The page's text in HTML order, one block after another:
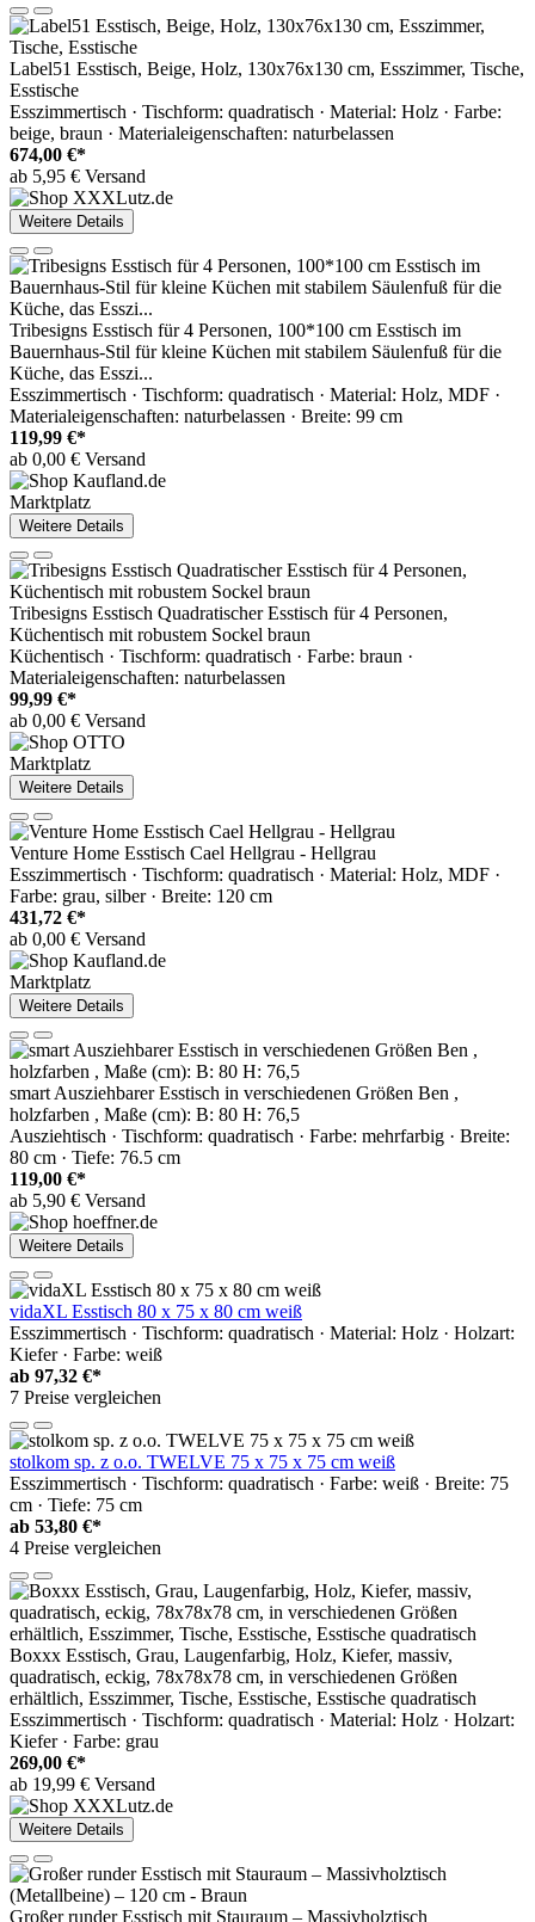
Label51 Esstisch, Beige, Holz, 130x76x130 cm, Esszimmer, Tische,
Esstische
Esszimmertisch · Tischform: quadratisch · Material: Holz · Farbe:
beige, braun · Materialeigenschaften: naturbelassen
674,00 €*
ab 5,95 € Versand
Weitere Details
Tribesigns Esstisch für 4 Personen, 100*100 cm Esstisch im
Bauernhaus-Stil für kleine Küchen mit stabilem Säulenfuß für die
Küche, das Esszi...
Esszimmertisch · Tischform: quadratisch · Material: Holz, MDF ·
Materialeigenschaften: naturbelassen · Breite: 99 cm
119,99 €*
ab 0,00 € Versand
Marktplatz
Weitere Details
Tribesigns Esstisch Quadratischer Esstisch für 4 Personen,
Küchentisch mit robustem Sockel braun
Küchentisch · Tischform: quadratisch · Farbe: braun ·
Materialeigenschaften: naturbelassen
99,99 €*
ab 0,00 € Versand
Marktplatz
Weitere Details
Venture Home Esstisch Cael Hellgrau - Hellgrau
Esszimmertisch · Tischform: quadratisch · Material: Holz, MDF ·
Farbe: grau, silber · Breite: 120 cm
431,72 €*
ab 0,00 € Versand
Marktplatz
Weitere Details
smart Ausziehbarer Esstisch in verschiedenen Größen Ben ,
holzfarben , Maße (cm): B: 80 H: 76,5
Ausziehtisch · Tischform: quadratisch · Farbe: mehrfarbig · Breite:
80 cm · Tiefe: 76.5 cm
119,00 €*
ab 5,90 € Versand
Weitere Details
vidaXL Esstisch 80 x 75 x 80 cm weiß
Esszimmertisch · Tischform: quadratisch · Material: Holz · Holzart:
Kiefer · Farbe: weiß
ab 97,32 €*
7 Preise vergleichen
stolkom sp. z o.o. TWELVE 75 x 75 x 75 cm weiß
Esszimmertisch · Tischform: quadratisch · Farbe: weiß · Breite: 75
cm · Tiefe: 75 cm
ab 53,80 €*
4 Preise vergleichen
Boxxx Esstisch, Grau, Laugenfarbig, Holz, Kiefer, massiv,
quadratisch, eckig, 78x78x78 cm, in verschiedenen Größen
erhältlich, Esszimmer, Tische, Esstische, Esstische quadratisch
Esszimmertisch · Tischform: quadratisch · Material: Holz · Holzart:
Kiefer · Farbe: grau
269,00 €*
ab 19,99 € Versand
Weitere Details
Großer runder Esstisch mit Stauraum – Massivholztisch